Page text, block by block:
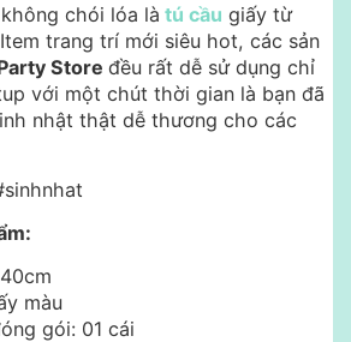
chói lóa là tú cầu giấy từ
trang trí mới siêu hot, các sản
Store đều rất dễ sử dụng chỉ
với một chút thời gian là bạn đã
nhật thật dễ thương cho các
màu
gói: 01 cái